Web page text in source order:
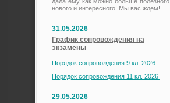
нового и интересного! Мы вас ждем!
31.05.2026
График сопровождения на
экзамены
Порядок сопровождения 9 кл. 2026
Порядок сопровождения 11 кл. 2026
29.05.2026